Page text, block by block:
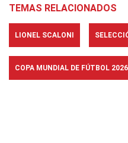
TEMAS RELACIONADOS
LIONEL SCALONI
COPA MUNDIAL DE FÚTBOL 2026